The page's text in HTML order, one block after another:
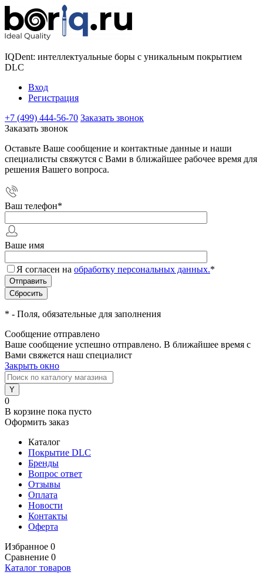
IQDent: интеллектуальные боры с уникальным покрытием
DLC
Вход
Регистрация
+7 (499) 444-56-70 Заказать звонок
Заказать звонок
Оставьте Ваше сообщение и контактные данные и наши
специалисты свяжутся с Вами в ближайшее рабочее время для
решения Вашего вопроса.
Ваш телефон*
Ваше имя
Я согласен на обработку персональных данных.*
* - Поля, обязательные для заполнения
Сообщение отправлено
Ваше сообщение успешно отправлено. В ближайшее время с
Вами свяжется наш специалист
Закрыть окно
0
В корзине пока пусто
Оформить заказ
Каталог
Покрытие DLC
Бренды
Вопрос ответ
Отзывы
Оплата
Новости
Контакты
Оферта
Избранное 0
Сравнение 0
Каталог товаров